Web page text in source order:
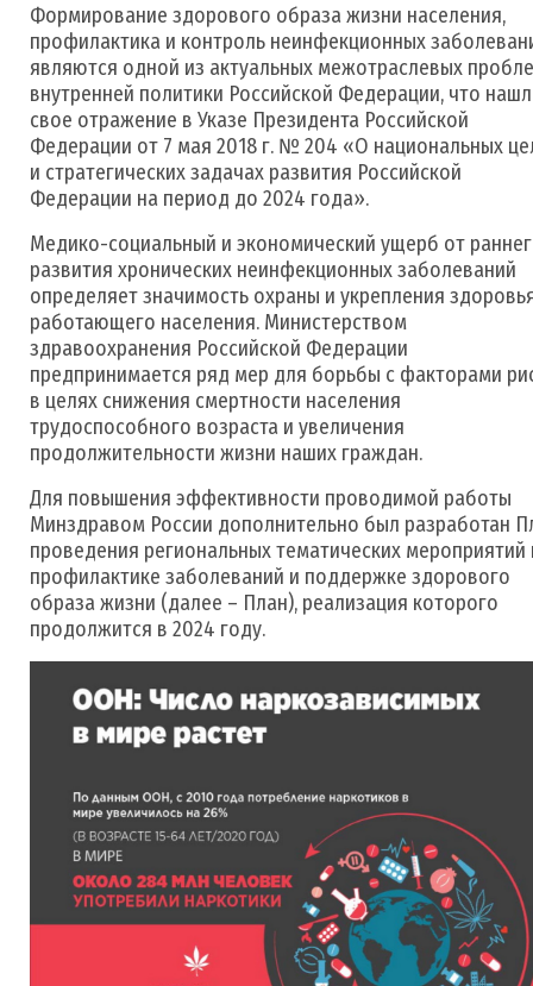
Формирование здорового образа жизни населения,
профилактика и контроль неинфекционных
являются одной из актуальных межотраслевых
внутренней политики Российской Федерации, что
свое отражение в Указе Президента Российской
Федерации от 7 мая 2018 г. № 204 «О национальных
и стратегических задачах развития Российской
Федерации на период до 2024 года».
Медико-социальный и экономический ущерб от
развития хронических неинфекционных заболеваний
определяет значимость охраны и укрепления
работающего населения. Министерством
здравоохранения Российской Федерации
предпринимается ряд мер для борьбы с факторами
в целях снижения смертности населения
трудоспособного возраста и увеличения
продолжительности жизни наших граждан.
Для повышения эффективности проводимой работы
Минздравом России дополнительно был разработан
проведения региональных тематических мероприятий
профилактике заболеваний и поддержке здорового
образа жизни (далее – План), реализация которого
продолжится в 2024 году.